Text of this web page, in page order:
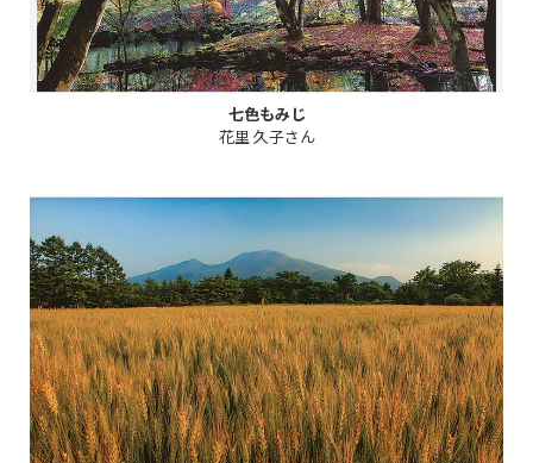
七色もみじ
花里 久子さん